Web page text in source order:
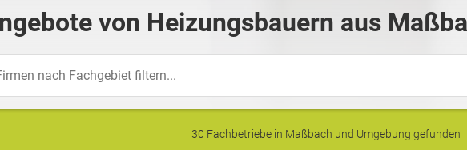
von Heizungsbauern aus
30 Fachbetriebe in Maßbach und Umgebung gefunden